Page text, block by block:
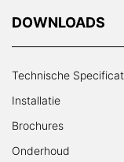
DOWNLOADS
Technische
Installatie
Brochures
Onderhoud